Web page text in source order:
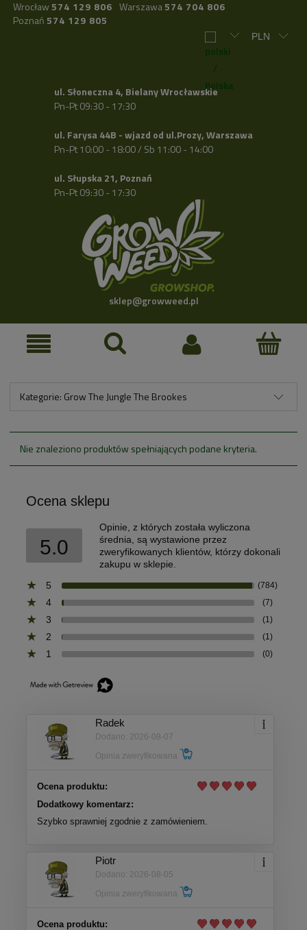
Wrocław 574 129 806 Warszawa574 704 806
Poznań 574 129 805
ul. Słoneczna 4, Bielany Wrocławskie
Pn-Pt 09:30 - 17:30
ul. Farysa 44B - wjazd od ul.Prozy, Warszawa
Pn-Pt 10:00 - 18:00 / Sb 11:00 - 14:00
ul. Słupska 21, Poznań
Pn-Pt 09:30 - 17:30
sklep@growweed.pl
Kategorie: Grow The Jungle The Brookes
Nie znaleziono produktów spełniających podane kryteria.
Ocena sklepu
5.0
Opinie, z których została wyliczona
średnia, są wystawione przez
zweryfikowanych klientów, którzy dokonali
zakupu w sklepie.
5
(784)
4 (7)
3 (1)
2 (1)
1 (0)
Radek
Dodano: 2026-08-07
Opinia zweryfikowana
Ocena produktu:
Dodatkowy komentarz:
Szybko sprawniej zgodnie z zamówieniem.
Piotr
Dodano: 2026-08-05
Opinia zweryfikowana
Ocena produktu: